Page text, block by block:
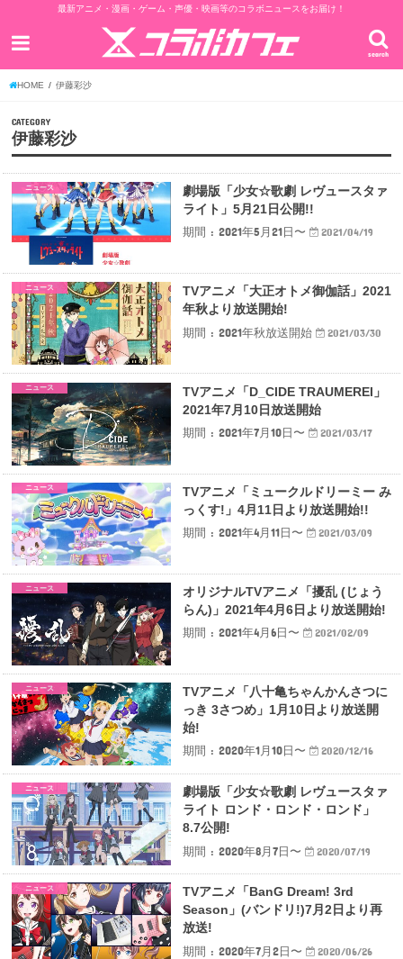
最新アニメ・漫画・ゲーム・声優・映画等のコラボニュースをお届け！
search
HOME 伊藤彩沙
CATEGORY
伊藤彩沙
ニュース
劇場版「少女☆歌劇 レヴュースタァ
ライト」5月21日公開!!
期間 : 2021年5月21日〜
2021/04/19
ニュース
TVアニメ「大正オトメ御伽話」2021
年秋より放送開始!
期間 : 2021年秋放送開始
2021/03/30
ニュース
TVアニメ「D_CIDE TRAUMEREI」
2021年7月10日放送開始
期間 : 2021年7月10日〜
2021/03/17
ニュース
TVアニメ「ミュークルドリーミー み
っくす!」4月11日より放送開始!!
期間 : 2021年4月11日〜
2021/03/09
ニュース
オリジナルTVアニメ「擾乱 (じょう
らん)」2021年4月6日より放送開始!
期間 : 2021年4月6日〜
2021/02/09
ニュース
TVアニメ「八十亀ちゃんかんさつに
っき 3さつめ」1月10日より放送開
始!
期間 : 2020年1月10日〜
2020/12/16
ニュース
劇場版「少女☆歌劇 レヴュースタァ
ライト ロンド・ロンド・ロンド」
8.7公開!
期間 : 2020年8月7日〜
2020/07/19
ニュース
TVアニメ「BanG Dream! 3rd
Season」(バンドリ!)7月2日より再
放送!
期間 : 2020年7月2日〜
2020/06/26